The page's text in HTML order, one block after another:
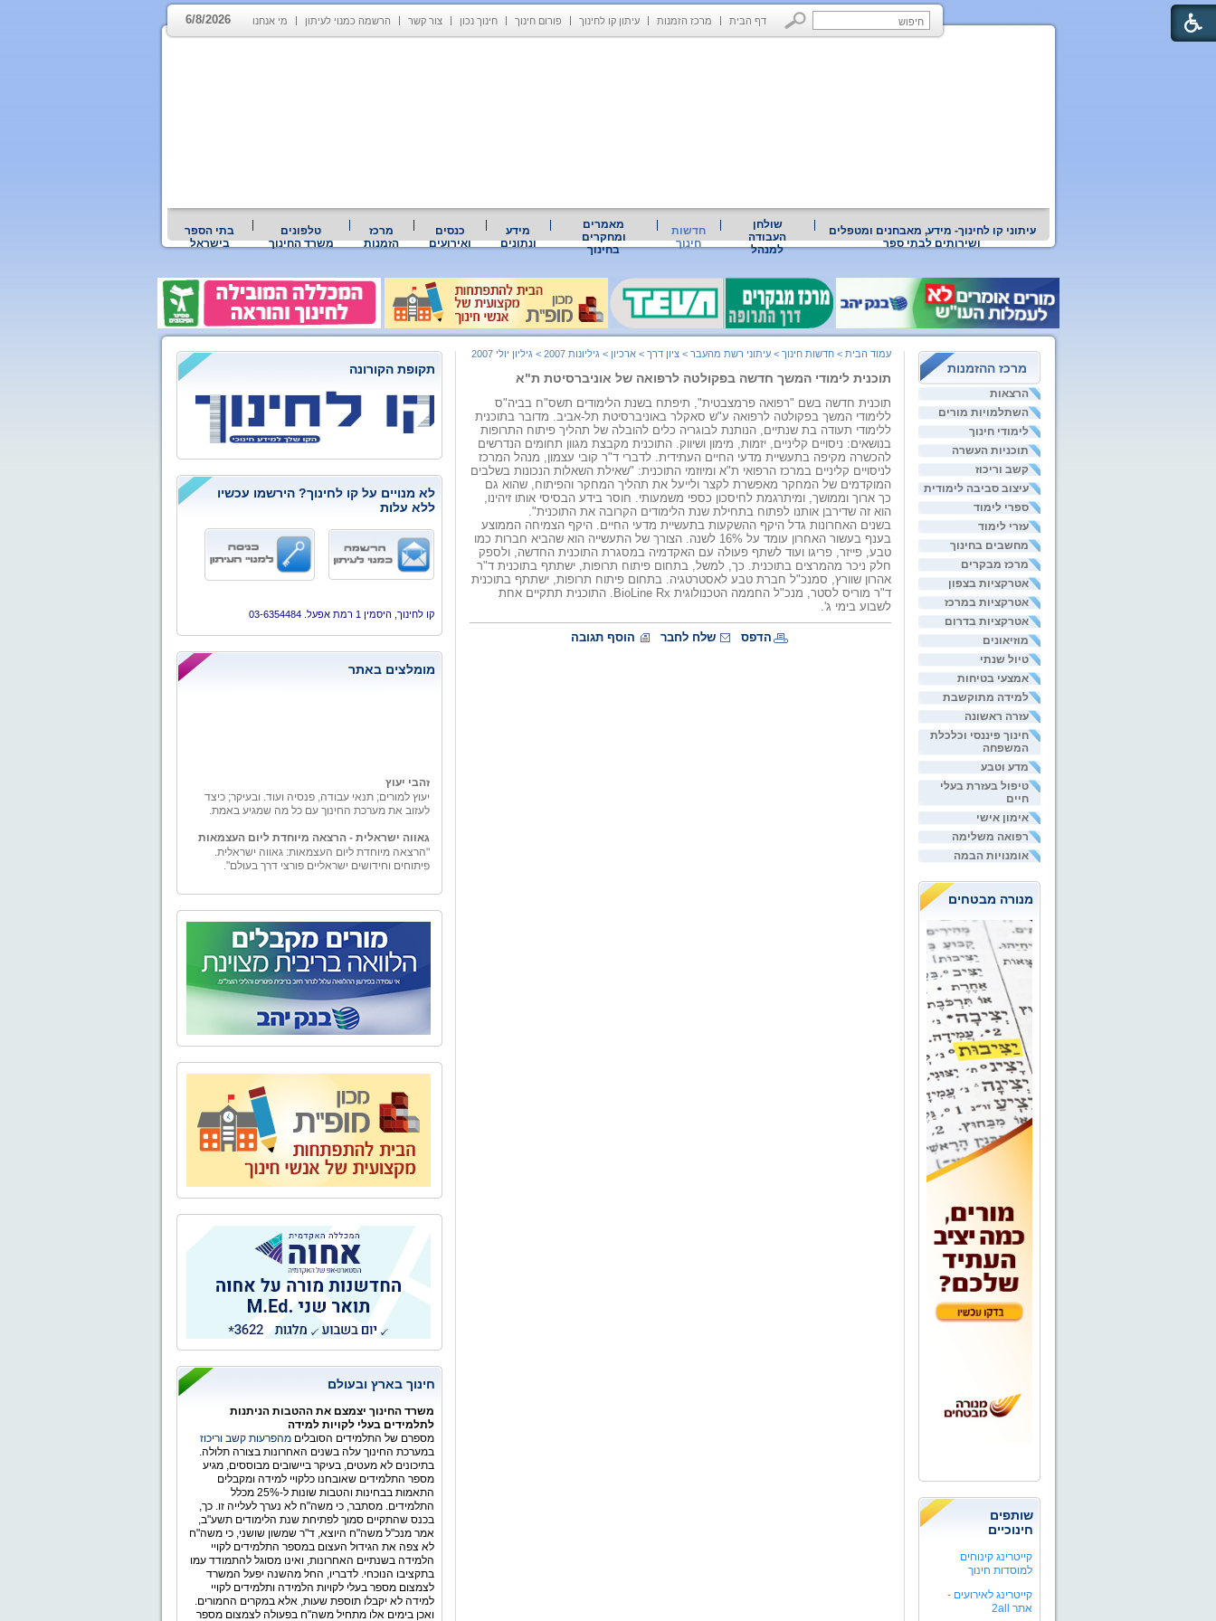
דף הבית מרכז הזמנות עיתון קו לחינוך פורום חינוך חינוך נכון צור קשר הרשמה כמנוי לעיתון מי אנחנו 6/8/2026
עיתוני קו לחינוך- מידע, מאבחנים ומטפלים
ושירותים לבתי ספר
שולחן
העבודה
למנהל
חדשות
חינוך
מאמרים
ומחקרים
בחינוך
מידע
ונתונים
כנסים
ואירועים
מרכז
הזמנות
טלפונים
משרד החינוך
בתי הספר
בישראל
מרכז ההזמנות
הרצאות
השתלמויות מורים
לימודי חינוך
תוכניות העשרה
קשב וריכוז
עיצוב סביבה לימודית
ספרי לימוד
עזרי לימוד
מחשבים בחינוך
מרכז מבקרים
אטרקציות בצפון
אטרקציות במרכז
אטרקציות בדרום
מוזיאונים
טיול שנתי
אמצעי בטיחות
למידה מתוקשבת
עזרה ראשונה
חינוך פיננסי וכלכלת
המשפחה
מדע וטבע
טיפול בעזרת בעלי
חיים
אימון אישי
רפואה משלימה
אומנויות הבמה
מנורה מבטחים
שותפים
חינוכיים
קייטרינג קינוחים
למוסדות חינוך
קייטרינג לאירועים -
אתר 2all
עמוד הבית > חדשות חינוך > עיתוני רשת מהעבר > ציון דרך > ארכיון > גיליונות 2007 > גיליון יולי 2007
תוכנית לימודי המשך חדשה בפקולטה לרפואה של אוניברסיטת ת"א
תוכנית חדשה בשם "רפואה פרמצבטית", תיפתח בשנת הלימודים תשס"ח בביה"ס
ללימודי המשך בפקולטה לרפואה ע"ש סאקלר באוניברסיטת תל-אביב. מדובר בתוכנית
ללימודי תעודה בת שנתיים, הנותנת לבוגריה כלים להובלה של תהליך פיתוח התרופות
בנושאים: ניסויים קליניים, יזמות, מימון ושיווק. התוכנית מקבצת מגוון תחומים הנדרשים
להכשרה מקיפה בתעשיית מדעי החיים העתידית. לדברי ד"ר קובי עצמון, מנהל המרכז
לניסויים קליניים במרכז הרפואי ת"א ומיוזמי התוכנית: "שאילת השאלות הנכונות בשלבים
המוקדמים של המחקר מאפשרת לקצר ולייעל את תהליך המחקר והפיתוח, שהוא גם
כך ארוך וממושך, ומיתרגמת לחיסכון כספי משמעותי. חוסר בידע הבסיסי אותו זיהינו,
הוא זה שדירבן אותנו לפתוח בתחילת שנת הלימודים הקרובה את התוכנית".
בשנים האחרונות גדל היקף ההשקעות בתעשיית מדעי החיים. היקף הצמיחה הממוצע
בענף בעשור האחרון עומד על 16% לשנה. הצורך של התעשייה הוא שהביא חברות כמו
טבע, פייזר, פריגו ועוד לשתף פעולה עם האקדמיה במסגרת התוכנית החדשה, ולספק
חלק ניכר מהמרצים בתוכנית. כך, למשל, בתחום פיתוח תרופות, ישתתף בתוכנית ד"ר
אהרון שוורץ, סמנכ"ל חברת טבע לאסטרטגיה. בתחום פיתוח תרופות, ישתתף בתוכנית
ד"ר מוריס לסטר, מנכ"ל החממה הטכנולוגית BioLine Rx. התוכנית תתקיים אחת
לשבוע בימי ג'.
הדפס שלח לחבר הוסף תגובה
תקופת הקורונה
לא מנויים על קו לחינוך? הירשמו עכשיו
ללא עלות
קו לחינוך, היסמין 1 רמת אפעל. 03-6354484
מומלצים באתר
יעוץ למורים; תנאי עבודה, פנסיה ועוד. ובעיקר; כיצד
לעזוב את מערכת החינוך עם כל מה שמגיע באמת.
"הרצאה מיוחדת ליום העצמאות: גאווה ישראלית.
פיתוחים וחידושים ישראליים פורצי דרך בעולם".
"גמולים – ייעוץ למורה" הוקמה ע"י טל וייס, בעל תואר
בכלכלה עם התמחות במימון ומורשה בשיווק פנסיוני.
"גמולים - יעוץ למורה" מספקת למגזר עובדי מערכת
החינוך בפרט ולמגזרי המשק השונים בכלל, בדיקה
אובייקטיבית ומגוון פתרונות פיננסיים להם ולבני ביתם.
מאחורינו אלפי שעות ייעוץ פיננסי ופנסיוני לכל מגזרי
המשק השונים.
אל הטבע - טיולים, אירועים, ימי גיבוש וסדנאות
לארגונים,סדנאות O.D.T
"אל הטבע" מתמחה בהפקת פעילויות שונות בטבע -
טיולים, אירועים, ימי גיבוש וסדנאות לארגונים, בתי
ספר וקבוצות. אנו מקפידים על איכות בשירות ובביצוע
כדי להעניק ללקוחותינו חוויה שתיזכר לאורך זמן.
הצוות של "אל הטבע" בשילוב התפאורה של טבע
ארצנו מבטיח יציאה מהשגרה וחוויה שתיזכר לזמן רב.
בית ביאליק
לאחרונה, נפתח מחדש מוזיאון בית ביאליק, ביתו של
המשורר הלאומי חיים נחמן ביאליק. לאחר עבודת
שיקום ושיחזור יוצאת דופן החושפת ומאירה את רוח
האיש והתקופה, מזמין אתכם בית ביאליק להתוודע
לאחד מבתיה האותנטיים, המרגשים והמלהיבים של
המשורר הלאומי
חינוך בארץ ובעולם
משרד החינוך יצמצם את ההטבות הניתנות
לתלמידים בעלי לקויות למידה
מספרם של התלמידים הסובלים מהפרעות קשב וריכוז
במערכת החינוך עלה בשנים האחרונות בצורה תלולה.
בתיכונים לא מעטים, בעיקר ביישובים מבוססים, מגיע
מספר התלמידים שאובחנו כלקויי למידה ומקבלים
התאמות בבחינות והטבות שונות ל-25% מכלל
התלמידים. מסתבר, כי משה"ח לא נערך לעלייה זו. כך,
בכנס שהתקיים סמוך לפתיחת שנת הלימודים תשע"ב,
אמר מנכ"ל משה"ח היוצא, ד"ר שמשון שושני, כי משה"ח
לא צפה את הגידול העצום במספר התלמידים לקויי
הלמידה בשנתיים האחרונות, ואינו מסוגל להתמודד עמו
בתקציבו הנוכחי. לדבריו, החל מהשנה יפעל המשרד
לצמצום מספר בעלי לקויות הלמידה ותלמידים לקויי
למידה לא יקבלו תוספת שעות, אלא במקרים החמורים.
ואכן בימים אלו מתחיל משה"ח בפעולה לצמצום מספר